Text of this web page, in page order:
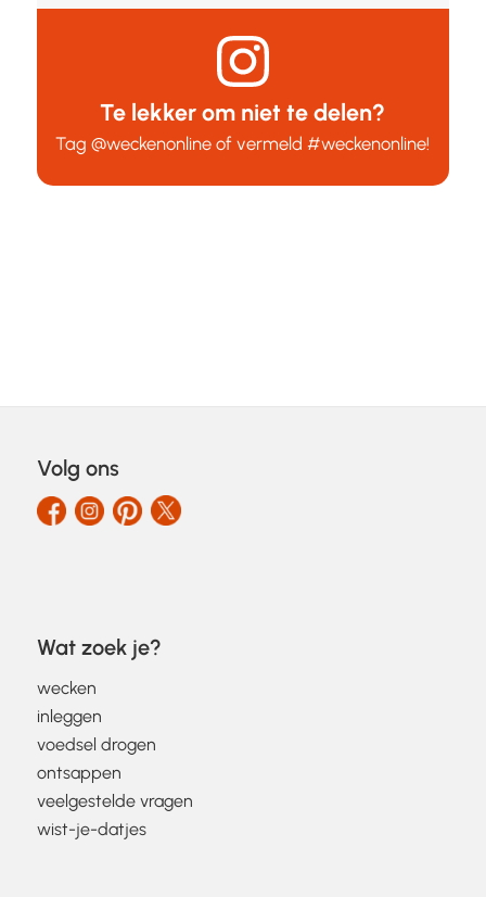
Te lekker om niet te delen?
Tag@weckenonline of vermeld#weckenonline!
Volg ons
Wat zoek je?
wecken
inleggen
voedsel drogen
ontsappen
veelgestelde vragen
wist-je-datjes